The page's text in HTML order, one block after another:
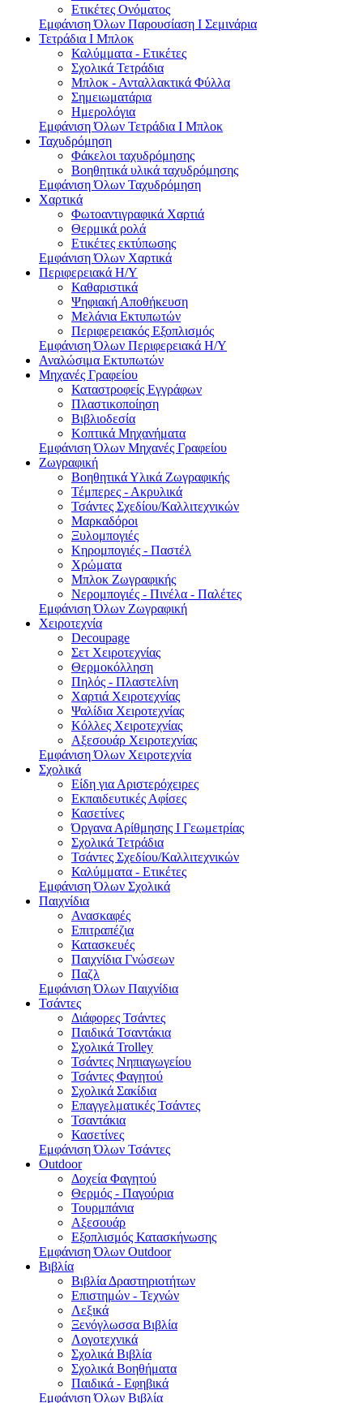
Ετικέτες Ονόματος
Εμφάνιση Όλων Παρουσίαση I Σεμινάρια
Τετράδια I Μπλοκ
Καλύμματα - Ετικέτες
Σχολικά Τετράδια
Μπλοκ - Ανταλλακτικά Φύλλα
Σημειωματάρια
Ημερολόγια
Εμφάνιση Όλων Τετράδια I Μπλοκ
Ταχυδρόμηση
Φάκελοι ταχυδρόμησης
Βοηθητικά υλικά ταχυδρόμησης
Εμφάνιση Όλων Ταχυδρόμηση
Χαρτικά
Φωτοαντιγραφικά Χαρτιά
Θερμικά ρολά
Ετικέτες εκτύπωσης
Εμφάνιση Όλων Χαρτικά
Περιφερειακά Η/Υ
Καθαριστικά
Ψηφιακή Αποθήκευση
Μελάνια Εκτυπωτών
Περιφερειακός Εξοπλισμός
Εμφάνιση Όλων Περιφερειακά Η/Υ
Αναλώσιμα Εκτυπωτών
Μηχανές Γραφείου
Καταστροφείς Εγγράφων
Πλαστικοποίηση
Βιβλιοδεσία
Κοπτικά Μηχανήματα
Εμφάνιση Όλων Μηχανές Γραφείου
Ζωγραφική
Βοηθητικά Υλικά Ζωγραφικής
Τέμπερες - Ακρυλικά
Τσάντες Σχεδίου/Καλλιτεχνικών
Μαρκαδόροι
Ξυλομπογιές
Κηρομπογιές - Παστέλ
Χρώματα
Μπλοκ Ζωγραφικής
Νερομπογιές - Πινέλα - Παλέτες
Εμφάνιση Όλων Ζωγραφική
Χειροτεχνία
Decoupage
Σετ Χειροτεχνίας
Θερμοκόλληση
Πηλός - Πλαστελίνη
Χαρτιά Χειροτεχνίας
Ψαλίδια Χειροτεχνίας
Κόλλες Χειροτεχνίας
Αξεσουάρ Χειροτεχνίας
Εμφάνιση Όλων Χειροτεχνία
Σχολικά
Είδη για Αριστερόχειρες
Εκπαιδευτικές Αφίσες
Κασετίνες
Όργανα Αρίθμησης Ι Γεωμετρίας
Σχολικά Τετράδια
Τσάντες Σχεδίου/Καλλιτεχνικών
Καλύμματα - Ετικέτες
Εμφάνιση Όλων Σχολικά
Παιχνίδια
Ανασκαφές
Επιτραπέζια
Κατασκευές
Παιχνίδια Γνώσεων
Παζλ
Εμφάνιση Όλων Παιχνίδια
Τσάντες
Διάφορες Τσάντες
Παιδικά Τσαντάκια
Σχολικά Trolley
Τσάντες Νηπιαγωγείου
Τσάντες Φαγητού
Σχολικά Σακίδια
Επαγγελματικές Τσάντες
Τσαντάκια
Κασετίνες
Εμφάνιση Όλων Τσάντες
Outdoor
Δοχεία Φαγητού
Θερμός - Παγούρια
Τουρμπάνια
Αξεσουάρ
Εξοπλισμός Κατασκήνωσης
Εμφάνιση Όλων Outdoor
Βιβλία
Βιβλία Δραστηριοτήτων
Επιστημών - Τεχνών
Λεξικά
Ξενόγλωσσα Βιβλία
Λογοτεχνικά
Σχολικά Βιβλία
Σχολικά Βοηθήματα
Παιδικά - Εφηβικά
Εμφάνιση Όλων Βιβλία